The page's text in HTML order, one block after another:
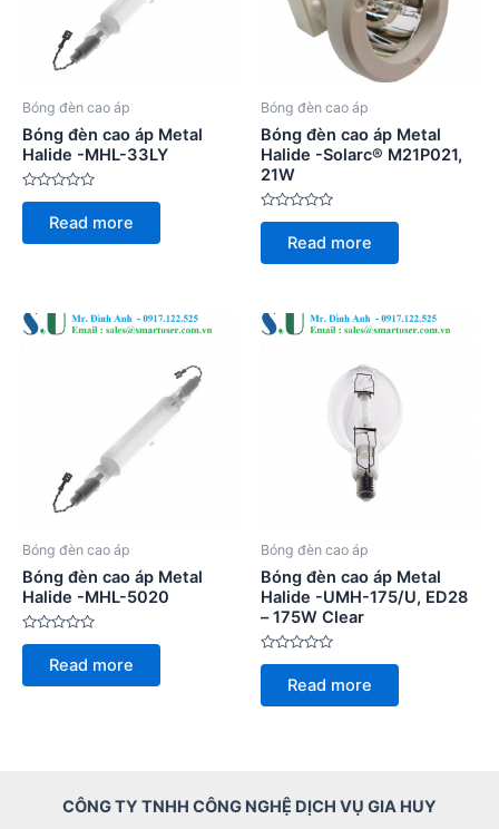
Bóng đèn cao áp
Bóng đèn cao áp Metal
Halide -MHL-33LY
Rated
of
Read more
Bóng đèn cao áp
Bóng đèn cao áp Metal
Halide -Solarc® M21P021,
21W
Rated
of
Read more
Bóng đèn cao áp
Bóng đèn cao áp Metal
Halide -MHL-5020
Rated
of
Read more
Bóng đèn cao áp
Bóng đèn cao áp Metal
Halide -UMH-175/U, ED28
– 175W Clear
Rated
of
Read more
CÔNG TY TNHH CÔNG NGHỆ DỊCH VỤ GIA HUY